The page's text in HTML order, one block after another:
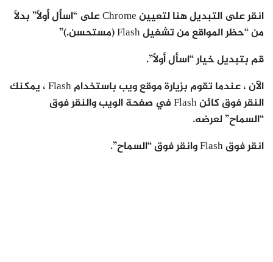
انقر على التبديل هنا لتعيين Chrome على “اسأل أولاً” بدلاً
من “حظر المواقع من تشغيل Flash (مستحسن.)”
قم بتبديل خيار “اسأل أولاً”.
الآن ، عندما تقوم بزيارة موقع ويب باستخدام Flash ، يمكنك
النقر فوق كائن Flash في صفحة الويب والنقر فوق
“السماح” لعرضه.
انقر فوق Flash وانقر فوق “السماح”.